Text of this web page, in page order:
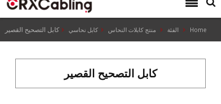
Home الفئة منتج كابلات النحاس كابل نحاسي كابل التصحيح القصير
كابل التصحيح القصير